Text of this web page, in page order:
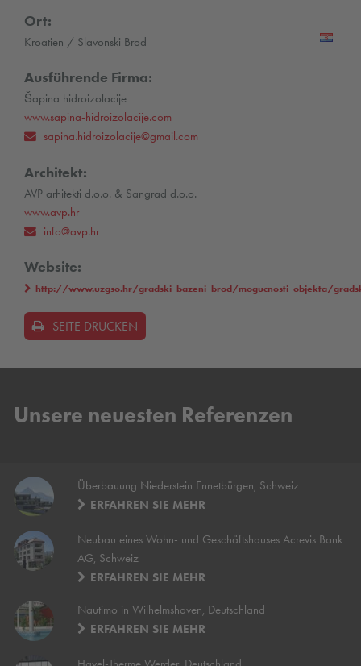
Ort:
Kroatien / Slavonski Brod
Ausführende Firma:
Šapina hidroizolacije
www.sapina-hidroizolacije.com
sapina.hidroizolacije@gmail.com
Architekt:
AVP arhitekti d.o.o. & Sangrad d.o.o.
www.avp.hr
info@avp.hr
Website:
http://www.uzgso.hr/gradski_bazeni_brod/mogucnosti_objekta/
SEITE DRUCKEN
Unsere neuesten Referenzen
Überbauung Niederstein Ennetbürgen, Schweiz
ERFAHREN SIE MEHR
Neubau eines Wohn- und Geschäftshauses Acrevis Bank
AG, Schweiz
ERFAHREN SIE MEHR
Nautimo in Wilhelmshaven, Deutschland
ERFAHREN SIE MEHR